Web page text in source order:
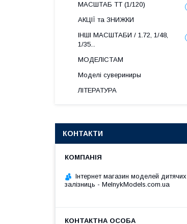
МАСШТАБ ТТ (1/120)
АКЦІЇ та ЗНИЖКИ
ІНШІ МАСШТАБИ / 1.72, 1/48,
1/35...
МОДЕЛІСТАМ
Моделі сувериниры
ЛІТЕРАТУРА
КОНТАКТИ
Інтернет магазин моделей дитячих
залізниць - MelnykModels.com.ua